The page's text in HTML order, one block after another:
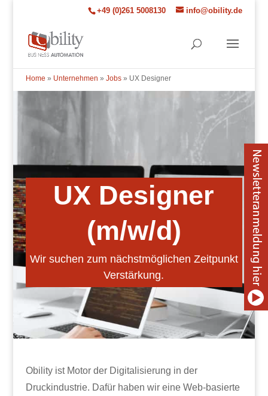
+49 (0)261 5008130 info@obility.de
Home » Unternehmen » Jobs» UX Designer
UX Designer
(m/w/d)
Wir suchen zum nächstmöglichen Zeitpunkt
Verstärkung.
Obility ist Motor der Digitalisierung in der
Druckindustrie. Dafür haben wir eine Web-basierte